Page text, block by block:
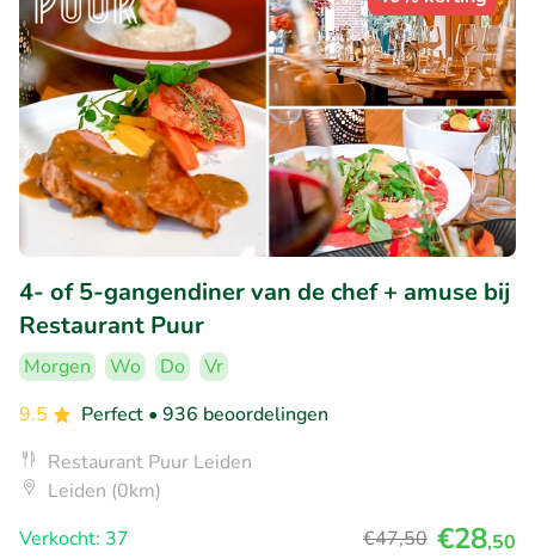
4- of 5-gangendiner van de chef + amuse bij
Restaurant Puur
Morgen Wo Do
Vr
9.5
Perfect • 936 beoordelingen
Restaurant Puur Leiden
Leiden (0km)
Verkocht: 37
€47,50 €28,50